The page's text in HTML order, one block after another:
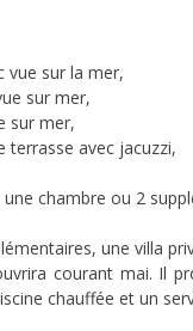
vue sur la mer,
sur mer,
sur mer,
terrasse avec jacuzzi,
chambre ou 2
une villa
courant mai. Il
chauffée et un